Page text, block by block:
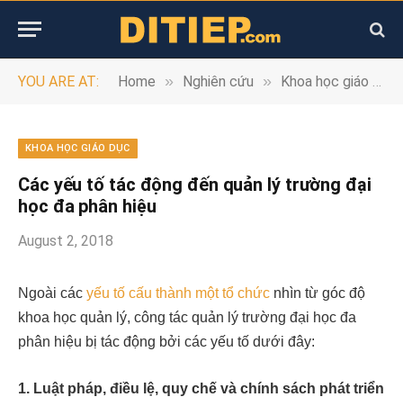
YOU ARE AT: Home » Nghiên cứu » Khoa học giáo dục
KHOA HỌC GIÁO DỤC
Các yếu tố tác động đến quản lý trường đại
học đa phân hiệu
August 2, 2018
Ngoài các yếu tố cấu thành một tổ chức nhìn từ góc độ
khoa học quản lý, công tác quản lý trường đại học đa
phân hiệu bị tác động bởi các yếu tố dưới đây:
1. Luật pháp, điều lệ, quy chế và chính sách phát triển